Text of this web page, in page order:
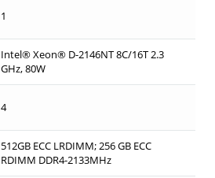
1
Intel® Xeon® D-2146NT 8C/16T 2.3
GHz, 80W
4
512GB ECC LRDIMM; 256 GB ECC
RDIMM DDR4-2133MHz